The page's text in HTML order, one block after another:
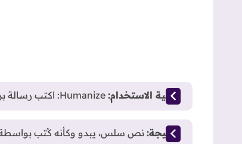
كيفية الاستخدام:
النتيجة:نص سلس، يبدو وكأنه كُتب بواسطة